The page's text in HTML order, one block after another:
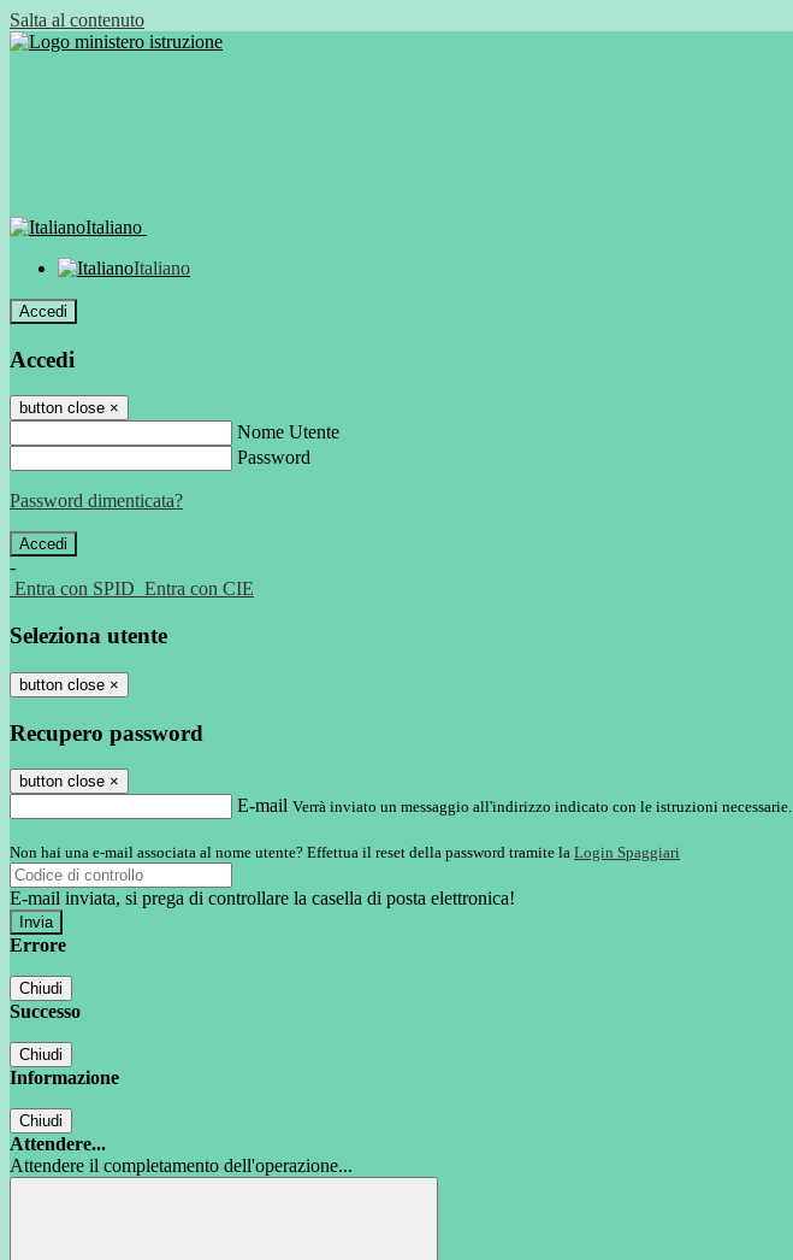
Salta al contenuto
Italiano
Italiano
Accedi
Accedi
button close ×
Nome Utente
Password
Password dimenticata?
-
Entra con SPID Entra con CIE
Seleziona utente
button close ×
Recupero password
button close ×
E-mail Verrà inviato un messaggio all'indirizzo indicato con le istruzioni necessarie.
Non hai una e-mail associata al nome utente? Effettua il reset della password tramite la Login Spaggiari
E-mail inviata, si prega di controllare la casella di posta elettronica!
Errore
Chiudi
Successo
Chiudi
Informazione
Chiudi
Attendere...
Attendere il completamento dell'operazione...